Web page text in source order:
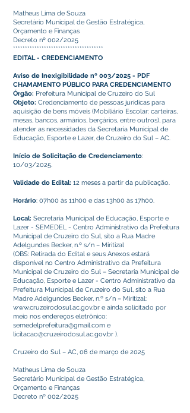
Matheus Lima de Souza
Secretário Municipal de Gestão Estratégica,
Orçamento e Finanças
Decreto nº 002/2025
**************************************
EDITAL - CREDENCIAMENTO
Aviso de Inexigibilidade nº 003/2025 - PDF
CHAMAMENTO PÚBLICO PARA CREDENCIAMENTO
Órgão: Prefeitura Municipal de Cruzeiro do Sul
Objeto: Credenciamento de pessoas jurídicas para
aquisição de bens móveis (Mobiliário Escolar: carteiras,
mesas, bancos, armários, berçários, entre outros), para
atender as necessidades da Secretaria Municipal de
Educação, Esporte e Lazer, de Cruzeiro do Sul – AC.
Início de Solicitação de Credenciamento:
10/03/2025.
Validade do Edital: 12 meses a partir da publicação.
Horário: 07h00 às 11h00 e das 13h00 às 17h00.
Local: Secretaria Municipal de Educação, Esporte e
Lazer - SEMEDEL - Centro Administrativo da Prefeitura
Municipal de Cruzeiro do Sul, sito a Rua Madre
Adelgundes Becker, n.º s/n – Miritizal
(OBS: Retirada do Edital e seus Anexos estará
disponível no Centro Administrativo da Prefeitura
Municipal de Cruzeiro do Sul – Secretaria Municipal de
Educação, Esporte e Lazer - Centro Administrativo da
Prefeitura Municipal de Cruzeiro do Sul, sito a Rua
Madre Adelgundes Becker, n.º s/n – Miritizal:
www.cruzeirodosul.ac.gov.br e ainda solicitado por
meio nos endereços eletrônico:
semedelprefeitura@gmail.com e
licitacao@cruzeirodosul.ac.gov.br ).
Cruzeiro do Sul – AC, 06 de março de 2025
Matheus Lima de Souza
Secretário Municipal de Gestão Estratégica,
Orçamento e Finanças
Decreto nº 002/2025